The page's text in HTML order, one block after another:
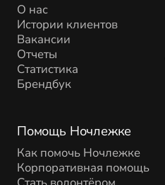
О нас
Истории клиентов
Вакансии
Отчеты
Статистика
Брендбук
Помощь Ночлежке
Как помочь Ночлежке
Корпоративная помощь